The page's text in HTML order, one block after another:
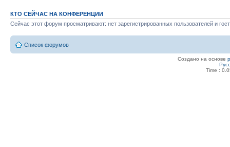
КТО СЕЙЧАС НА КОНФЕРЕНЦИИ
Сейчас этот форум просматривают: нет зарегистрированных пользователей и
Список форумов
Создано на основе
Time :